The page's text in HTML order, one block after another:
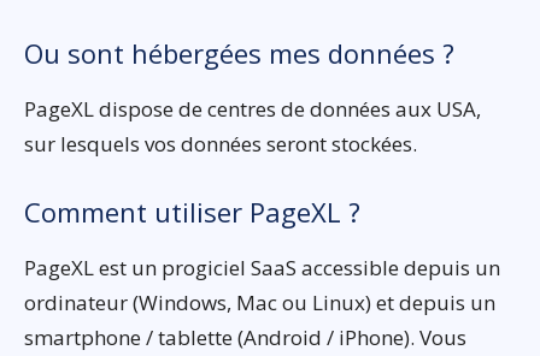
Ou sont hébergées mes données ?
PageXL dispose de centres de données aux USA,
sur lesquels vos données seront stockées.
Comment utiliser PageXL ?
PageXL est un progiciel SaaS accessible depuis un
ordinateur (Windows, Mac ou Linux) et depuis un
smartphone / tablette (Android / iPhone). Vous